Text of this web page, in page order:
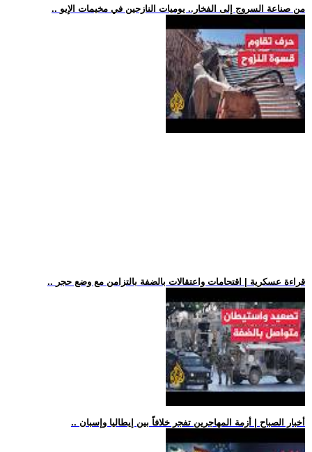
.. من صناعة السروج إلى الفخار.. يوميات النازحين في مخيمات الإيو
.. قراءة عسكرية | اقتحامات واعتقالات بالضفة بالتزامن مع وضع حجر
.. أخبار الصباح | أزمة المهاجرين تفجر خلافاً بين إيطاليا وإسبان